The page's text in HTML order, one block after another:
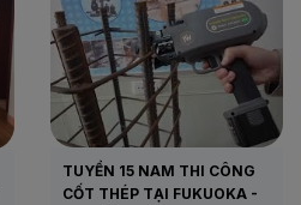
TUYỂN 15 NAM THI CÔNG
CỐT THÉP TẠI FUKUOKA -